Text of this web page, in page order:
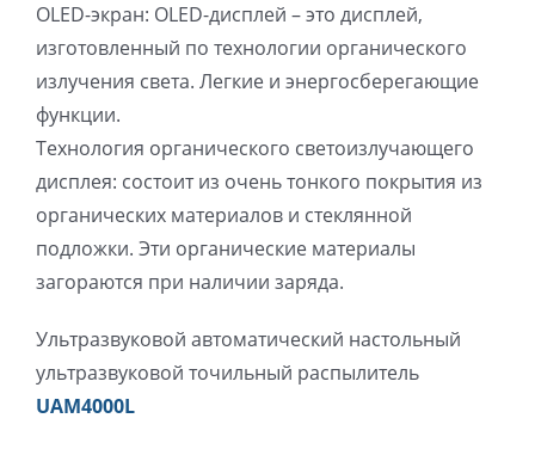
锂电技术科普
半导体技术科普
粉体行业技术科普
超声波喷涂原理
喷涂的影响因素
关于我们
中文
ENGLISH
OLED-экран: OLED-дисплей – это дисплей,
изготовленный по технологии органического
излучения света. Легкие и энергосберегающие
функции.
Технология органического светоизлучающего
дисплея: состоит из очень тонкого покрытия из
органических материалов и стеклянной
подложки. Эти органические материалы
загораются при наличии заряда.
Ультразвуковой автоматический настольный
ультразвуковой точильный распылитель
UAM4000L